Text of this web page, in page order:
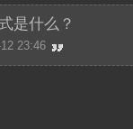
是什么？
23:46